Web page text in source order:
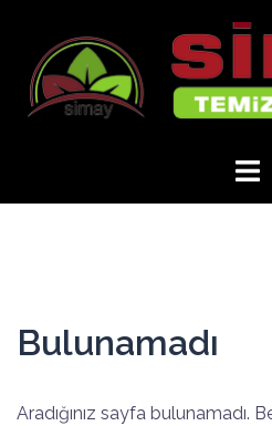
Bulunamadı
Aradığınız sayfa bulunamadı.